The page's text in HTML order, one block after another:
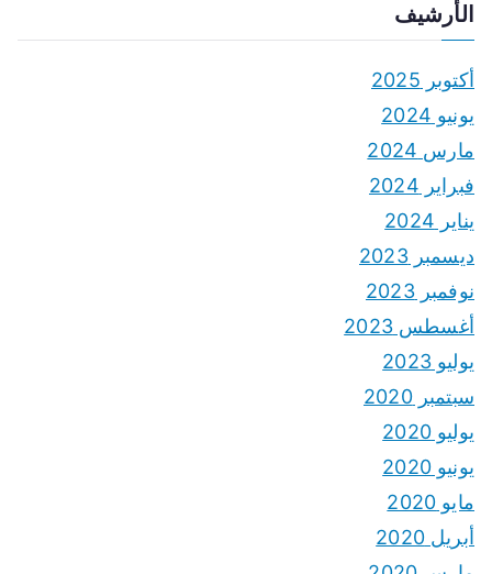
الأرشيف
أكتوبر 2025
يونيو 2024
مارس 2024
فبراير 2024
يناير 2024
ديسمبر 2023
نوفمبر 2023
أغسطس 2023
يوليو 2023
سبتمبر 2020
يوليو 2020
يونيو 2020
مايو 2020
أبريل 2020